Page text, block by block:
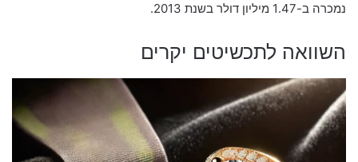
נמכרה ב-1.47 מיליון דולר בשנת 2013.
השוואה לתכשיטים יקרים